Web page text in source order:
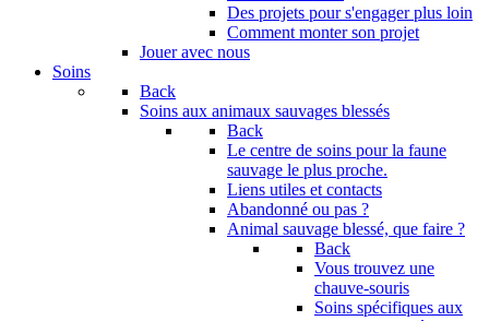
Des projets pour s'engager plus loin
Comment monter son projet
Jouer avec nous
Soins
Back
Soins aux animaux sauvages blessés
Back
Le centre de soins pour la faune
sauvage le plus proche.
Liens utiles et contacts
Abandonné ou pas ?
Animal sauvage blessé, que faire ?
Back
Vous trouvez une
chauve-souris
Soins spécifiques aux